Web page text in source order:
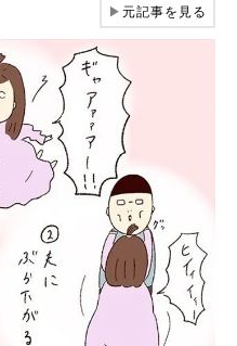
▶元記事を見る